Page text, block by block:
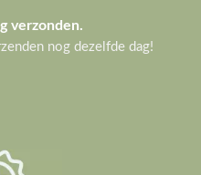
nog dezelfde dag!